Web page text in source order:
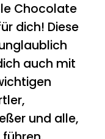
Chocolate
dich! Diese
auch mit
und alle,